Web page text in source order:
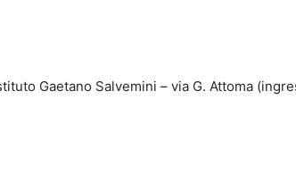
Gaetano Salvemini – via G. Attoma